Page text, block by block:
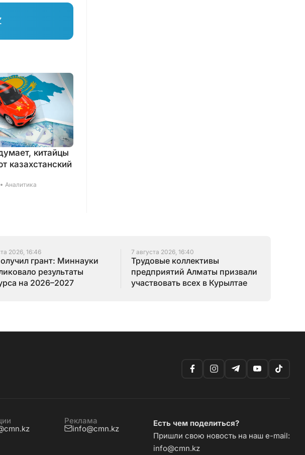
китайцы
казахстанский
Аналитика
2026, 16:46
грант: Миннауки
результаты
на 2026–2027
7 августа 2026, 16:40
Трудовые коллективы
предприятий Алматы призвали
участвовать всех в Курылтае
Реклама
info@cmn.kz
Есть чем поделиться?
Пришли свою новость на наш e-mail:
info@cmn.kz